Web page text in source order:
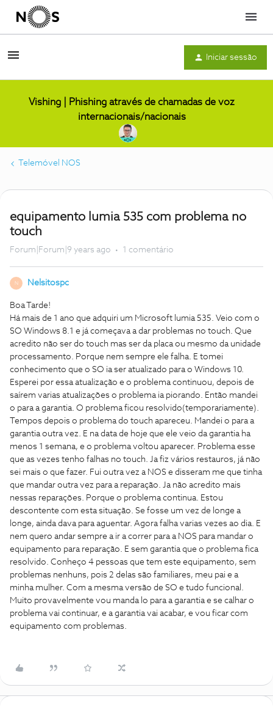
Menu
Iniciar sessão
Vishing | Phishing através de chamadas de voz
internacionais/nacionais
Telemóvel NOS
equipamento lumia 535 com problema no
touch
Forum|Forum|9 years ago 1 comentário
N Nelsitospc
Boa Tarde!
Há mais de 1 ano que adquiri um Microsoft lumia 535. Veio com o
SO Windows 8.1 e já começava a dar problemas no touch. Que
acredito não ser do touch mas ser da placa ou mesmo da unidade
processamento. Porque nem sempre ele falha. E tomei
conhecimento que o SO ia ser atualizado para o Windows 10.
Esperei por essa atualização e o problema continuou, depois de
saírem varias atualizações o problema ia piorando. Então mandei
o para a garantia. O problema ficou resolvido(temporariamente).
Tempos depois o problema do touch apareceu. Mandei o para a
garantia outra vez. E na data de hoje que ele veio da garantia ha
menos 1 semana, e o problema voltou aparecer. Problema esse
que as vezes tenho falhas no touch. Ja fiz vários restauros, já não
sei mais o que fazer. Fui outra vez a NOS e disseram me que tinha
que mandar outra vez para a reparação. Ja não acredito mais
nessas reparações. Porque o problema continua. Estou
descontente com esta situação. Se fosse um vez de longe a
longe, ainda dava para aguentar. Agora falha varias vezes ao dia. E
nem quero andar sempre a ir a correr para a NOS para mandar o
equipamento para reparação. E sem garantia que o problema fica
resolvido. Conheço 4 pessoas que tem este equipamento, sem
problemas nenhuns, pois 2 delas são familiares, meu pai e a
minha mulher. Com a mesma versão de SO e tudo funcional.
Muito provavelmente vou manda lo para a garantia e se calhar o
problema vai continuar, e a garantia vai acabar, e vou ficar com
equipamento com problemas.